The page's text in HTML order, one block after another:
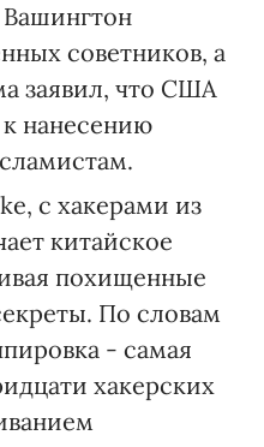
советников, а
заявил, что США
нанесению
с хакерами из
китайское
похищенные
По словам
- самая
хакерских